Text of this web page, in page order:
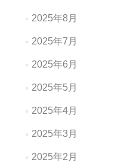
2025年8月
2025年7月
2025年6月
2025年5月
2025年4月
2025年3月
2025年2月